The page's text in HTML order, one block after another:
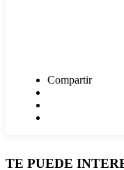
Compartir
TE PUEDE